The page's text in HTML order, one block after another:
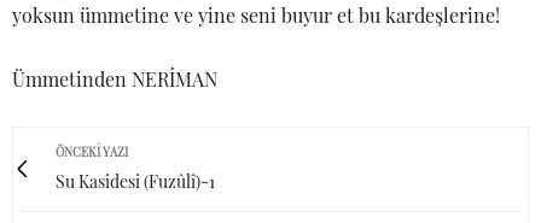
yoksun ümmetine ve yine seni buyur et bu kardeşlerine!
Ümmetinden NERİMAN
ÖNCEKI YAZI
Su Kasidesi (Fuzûlî)-1